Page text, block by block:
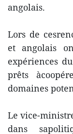
angolais.
Lors de
et angolais
expériences
prêts
domaines
Le vice-
dans